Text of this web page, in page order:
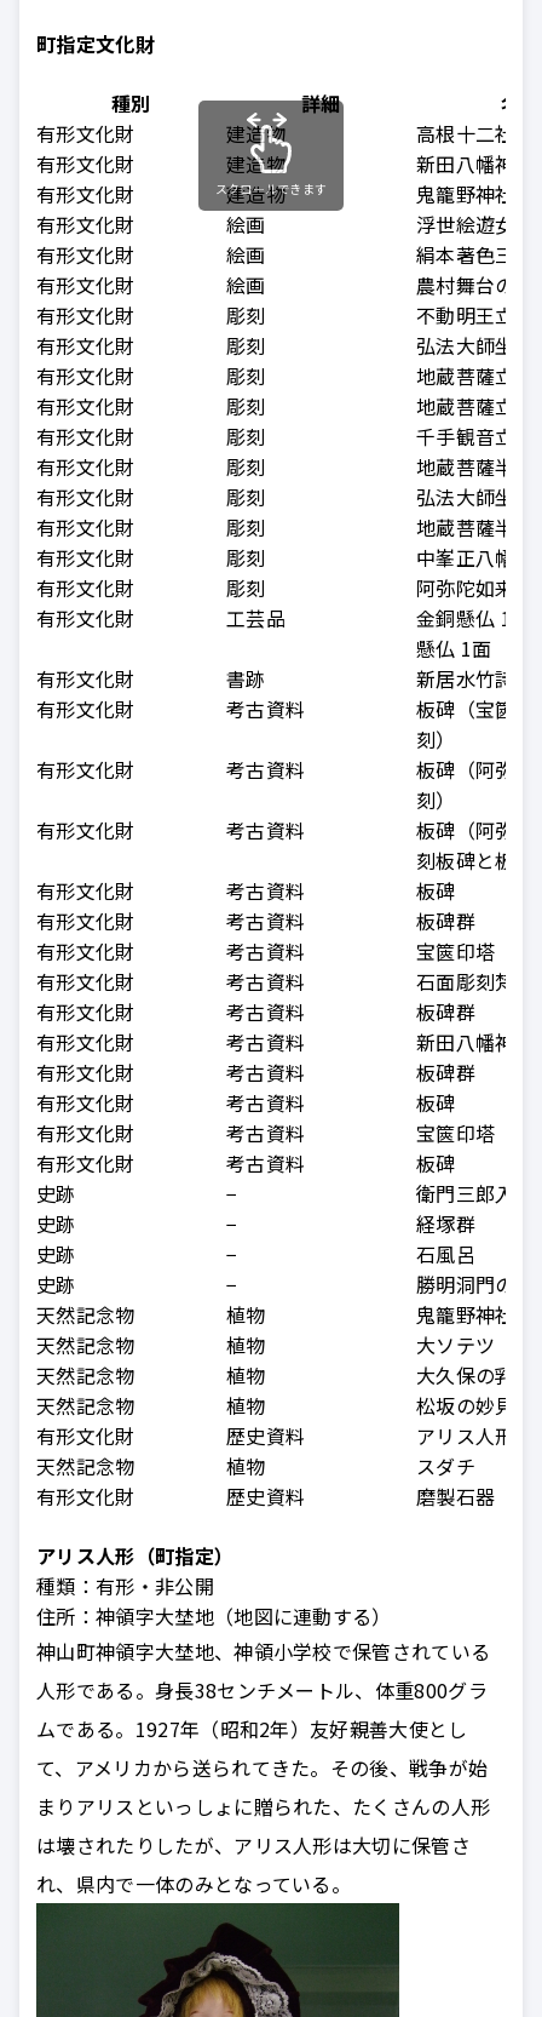
町指定文化財
種別 詳細
名称
有形文化財
建造物
高根十二社神
有形文化財
建造物
新田八幡神社
有形文化財
建造物
鬼籠野神社本
有形文化財
絵画
浮世絵遊女之
有形文化財
絵画
絹本著色三千
有形文化財
絵画
農村舞台の襖
有形文化財
彫刻
不動明王立像
有形文化財
彫刻
弘法大師坐像
有形文化財
彫刻
地蔵菩薩立像
有形文化財
彫刻
地蔵菩薩立像
有形文化財
彫刻
千手観音立像
有形文化財
彫刻
地蔵菩薩半跏
有形文化財
彫刻
弘法大師坐像
有形文化財
彫刻
地蔵菩薩半跏
有形文化財
彫刻
中峯正八幡神
有形文化財
彫刻
阿弥陀如来坐
有形文化財
工芸品
金銅懸仏 15
懸仏 1面
有形文化財
書跡
新居水竹詩碑
有形文化財
考古資料
板碑（宝篋印
刻）
有形文化財
考古資料
板碑（阿弥陀
刻）
有形文化財
考古資料
板碑（阿弥陀
刻板碑と板碑
有形文化財
考古資料
板碑
有形文化財
考古資料
板碑群
有形文化財
考古資料
宝篋印塔
有形文化財
考古資料
石面彫刻梵字
有形文化財
考古資料
板碑群
有形文化財
考古資料
新田八幡神社
有形文化財
考古資料
板碑群
有形文化財
考古資料
板碑
有形文化財
考古資料
宝篋印塔
有形文化財
考古資料
板碑
史跡
−
衛門三郎入寂
史跡
−
経塚群
史跡
−
石風呂
史跡
−
勝明洞門の碑
天然記念物
植物
鬼籠野神社の
天然記念物
植物
大ソテツ
天然記念物
植物
大久保の乳イ
天然記念物
植物
松坂の妙見杉
有形文化財
歴史資料
アリス人形
天然記念物
植物
スダチ
有形文化財
歴史資料 磨製石器（石
スクロールできます
アリス人形（町指定）
種類： 有形 ・非公開
住所： 神領字大埜地（地図に連動する）
神山町神領字大埜地、神領小学校で保管されている
人形である。 身長38センチメートル、体重800グラ
ムである。 1927年（昭和2年）友好親善大使とし
て、アメリカから送られてきた。その後、戦争が始
まりアリスといっしょに贈られた、たくさんの人形
は壊されたりしたが、アリス人形は大切に保管さ
れ、県内で一体のみとなっている。